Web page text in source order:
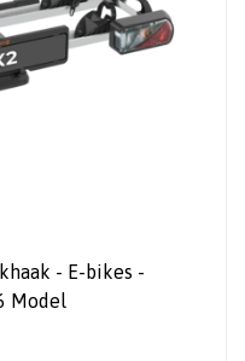
- E-bikes -
Model